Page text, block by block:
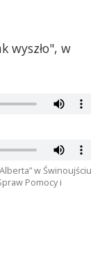
wyszło", w
w
Pomocy i